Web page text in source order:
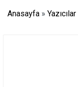
Anasayfa » Yazıcılar